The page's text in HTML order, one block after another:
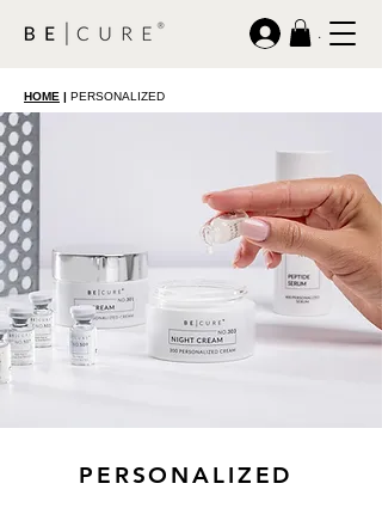
.
HOME | PERSONALIZED
PERSONALIZED